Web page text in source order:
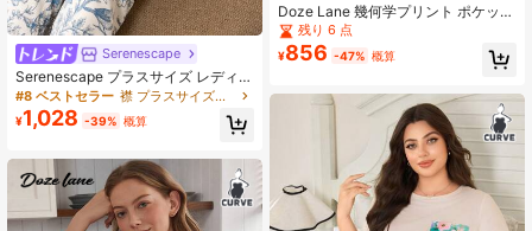
Serenescape
Serenescape プラスサイズ レディー
ス フローラルプリント 半袖トップス
ロングパンツ カジュアル デイリー
ホームウェア パジャマセット
#8 ベストセラー 襟 プラスサイズのパジャマセット
¥1,028 -39% 概算
Doze Lane 幾何学プリント ポケット
付き 半袖&ロングパンツ パジャマセ
ット、プラスサイズ
残り 6 点
¥856 -47% 概算